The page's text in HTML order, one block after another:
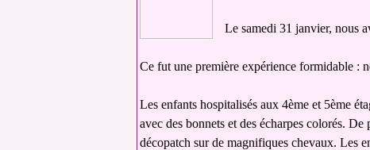
Le samedi 31 janvier, nous
Ce fut une première expérience formidable :
Les enfants hospitalisés aux 4ème et 5ème
avec des bonnets et des écharpes colorés.
décopatch sur de magnifiques chevaux. Les